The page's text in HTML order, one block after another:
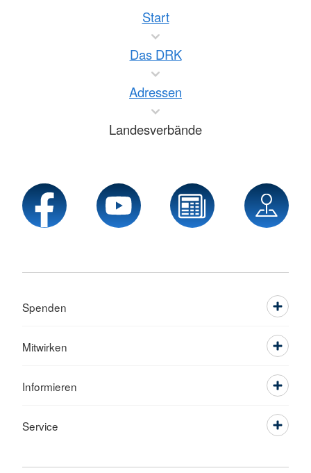
Start
Das DRK
Adressen
Landesverbände
Spenden
Mitwirken
Informieren
Service